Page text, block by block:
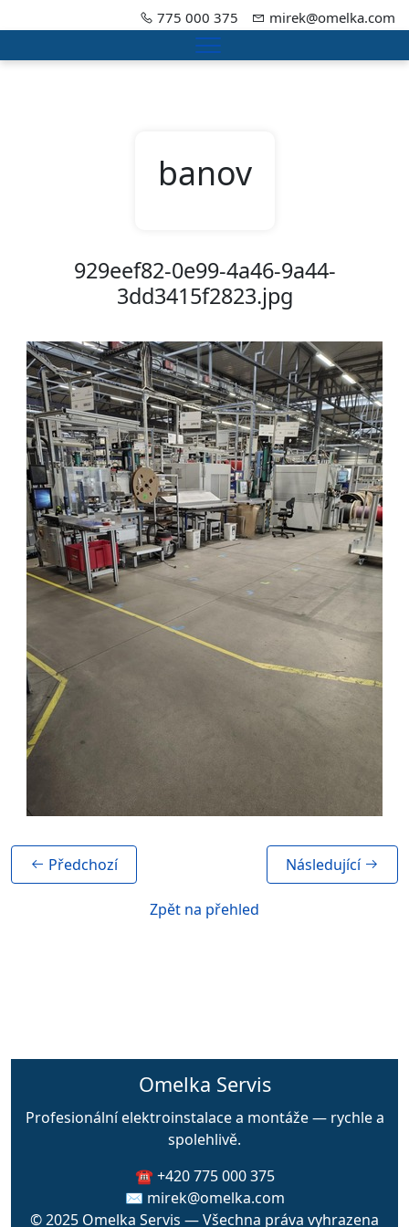
775 000 375 mirek@omelka.com
Menu
banov
929eef82-0e99-4a46-9a44-
3dd3415f2823.jpg
Předchozí
Zpět na přehled
Následující
Omelka Servis
Profesionální elektroinstalace a montáže — rychle a
spolehlivě.
☎️ +420 775 000 375
✉️ mirek@omelka.com
© 2025 Omelka Servis — Všechna práva vyhrazena